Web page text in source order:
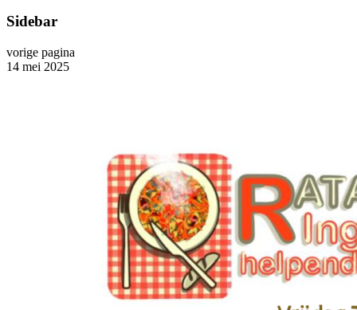
Sidebar
vorige pagina
14 mei 2025